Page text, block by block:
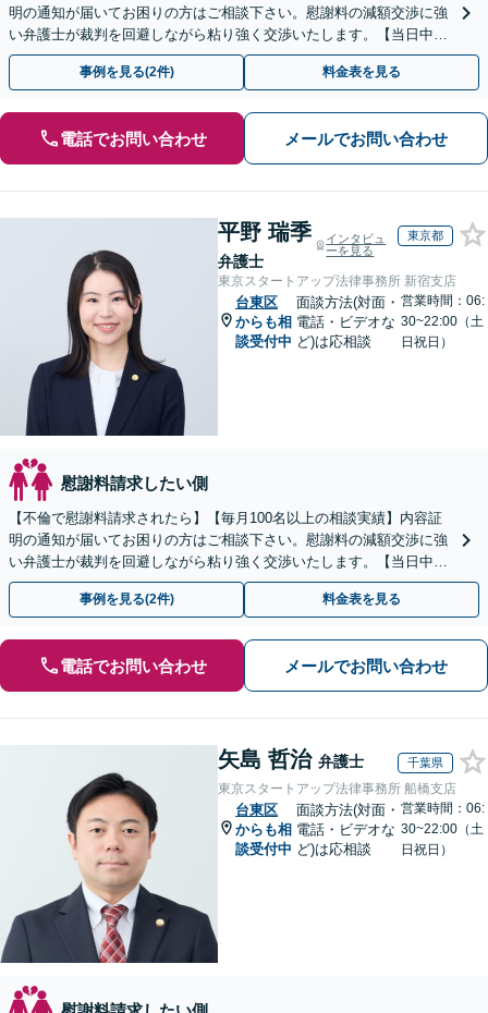
明の通知が届いてお困りの方はご相談下さい。慰謝料の減額交渉に強
い弁護士が裁判を回避しながら粘り強く交渉いたします。【当日中の
相談可(予約制)】【関東エリア全域対応】
事例を見る(2件) 料金表を見る
電話でお問い合わせ メールでお問い合わせ
平野 瑞季
弁護士
インタビュ
ーを見る
東京都
東京スタートアップ法律事務所 新宿支店
台東区
からも相
談受付中
面談方法(対面・
電話・ビデオな
ど)は応相談
営業時間：06:
30~22:00（土
日祝日）
慰謝料請求したい側
【不倫で慰謝料請求されたら】【毎月100名以上の相談実績】内容証
明の通知が届いてお困りの方はご相談下さい。慰謝料の減額交渉に強
い弁護士が裁判を回避しながら粘り強く交渉いたします。【当日中の
相談可(予約制)】【関東エリア全域対応】
事例を見る(2件) 料金表を見る
電話でお問い合わせ メールでお問い合わせ
矢島 哲治 弁護士 千葉県
東京スタートアップ法律事務所 船橋支店
台東区
からも相
談受付中
面談方法(対面・
電話・ビデオな
ど)は応相談
営業時間：06:
30~22:00（土
日祝日）